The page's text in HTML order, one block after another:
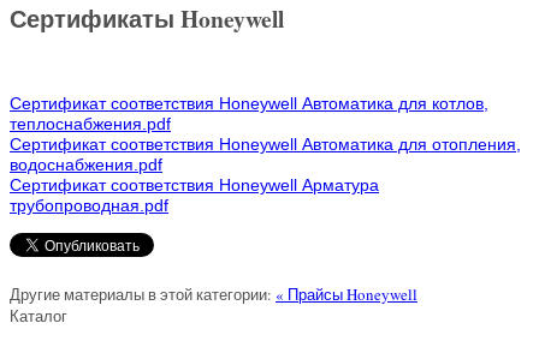
Сертификаты Honeywell
Сертификат соответствия Honeywell Автоматика для котлов,
теплоснабжения.pdf
Сертификат соответствия Honeywell Автоматика для отопления,
водоснабжения.pdf
Сертификат соответствия Honeywell Арматура
трубопроводная.pdf
Другие материалы в этой категории: « Прайсы Honeywell
Каталог